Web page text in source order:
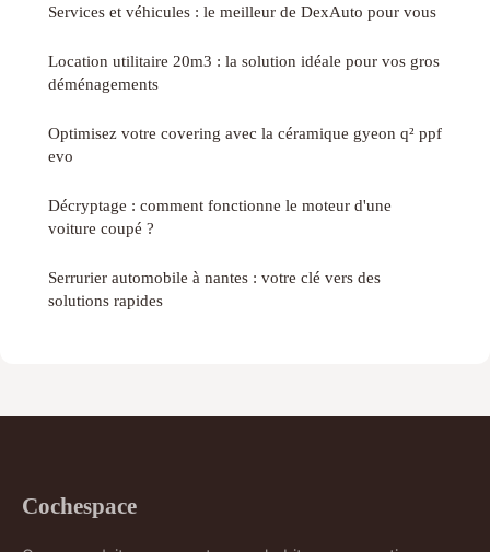
Services et véhicules : le meilleur de DexAuto pour vous
Location utilitaire 20m3 : la solution idéale pour vos gros
déménagements
Optimisez votre covering avec la céramique gyeon q² ppf
evo
Décryptage : comment fonctionne le moteur d'une
voiture coupé ?
Serrurier automobile à nantes : votre clé vers des
solutions rapides
Cochespace